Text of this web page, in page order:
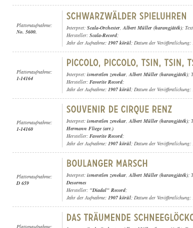
Plattenaufnahme:
No. 5600.
Interpret: Scala-Orchester,Albert Müller (harangjáték);
Hersteller: Scala-Record;
Jahr der Aufnahme: 1907 körül; Datum der Veröffentlichung:
Plattenaufnahme:
1-14164
Interpret: ismeretlen zenekar,Albert Müller (harangjáték);
Hersteller: Favorite Record;
Jahr der Aufnahme: 1907 körül; Datum der Veröffentlichung:
Plattenaufnahme:
1-14160
Interpret: ismeretlen zenekar,Albert Müller (harangjáték);
Hermann Fliege (arr.)
Hersteller: Favorite Record;
Jahr der Aufnahme: 1907 körül; Datum der Veröffentlichung:
Plattenaufnahme:
D 659
Interpret: ismeretlen zenekar,Albert Müller (harangjáték);
Desormes
Hersteller: "Diadal" Record;
Jahr der Aufnahme: 1907 körül; Datum der Veröffentlichung:
Plattenaufnahme: